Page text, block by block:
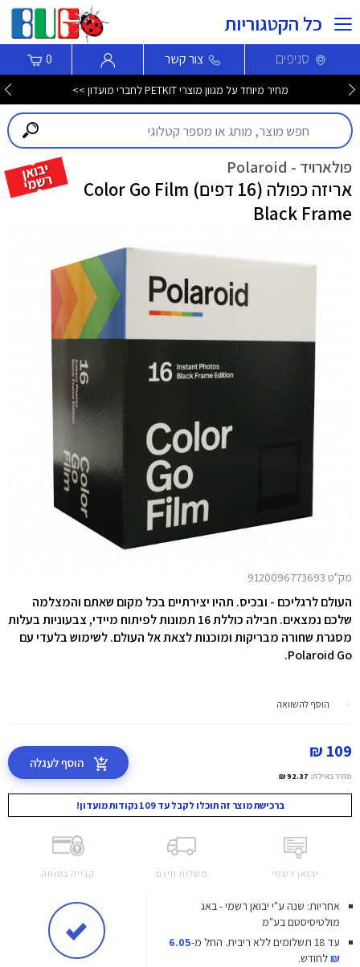
כל הקטגוריות
סניפים צור קשר 0
מחיר מיוחד על מגוון מוצרי PETKIT לחברי מועדון >>
פולארויד - Polaroid
אריזה כפולה (16 דפים) Color Go Film
Black Frame
מק"ט 9120096773693
העולם לרגליכם - ובכיס. תהיו יצירתיים בכל מקום שאתם והמצלמה
שלכם נמצאים. חבילה כוללת 16 תמונות לפיתוח מיידי, צבעוניות בעלות
מסגרת שחורה מבריקות ומוכנות לצאת אל העולם. לשימוש בלעדי עם
Polaroid Go.
הוסף להשוואה
109 ₪
מחיר באילת: 92.37 ₪
הוסף לעגלה
ברכישת מוצר זה תוכלו לקבל עד 109 נקודות מועדון!
יבואן רשמי משלוח חינם קנייה בטוחה
אחריות: שנה ע"י יבואן רשמי - באג
מולטיסיסטם בע"מ
עד 18 תשלומים ללא ריבית.
החל מ-6.05
₪לחודש.